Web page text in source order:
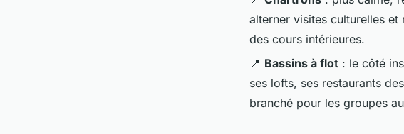
alterner visites culturelles
des cours intérieures.
📍 Bassins à flot : le côté
ses lofts, ses restaurants
branché pour les groupes